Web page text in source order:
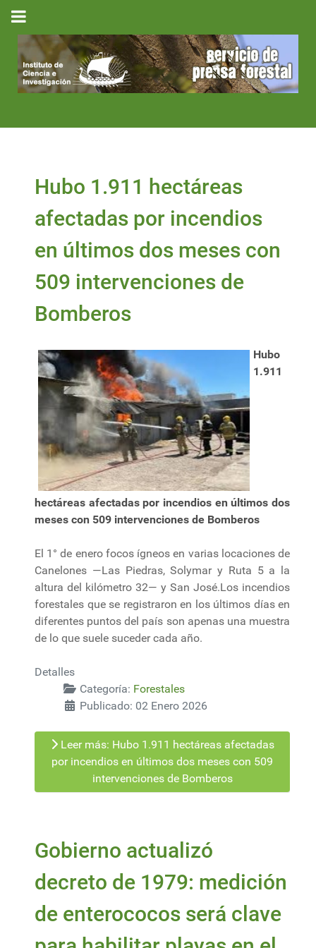
Hubo 1.911 hectáreas
afectadas por incendios
en últimos dos meses con
509 intervenciones de
Bomberos
Hubo
1.911
hectáreas afectadas por incendios en últimos dos
meses con 509 intervenciones de Bomberos
El 1° de enero focos ígneos en varias locaciones de
Canelones —Las Piedras, Solymar y Ruta 5 a la
altura del kilómetro 32— y San José.Los incendios
forestales que se registraron en los últimos días en
diferentes puntos del país son apenas una muestra
de lo que suele suceder cada año.
Detalles
Categoría: Forestales
Publicado: 02 Enero 2026
Leer más: Hubo 1.911 hectáreas afectadas
por incendios en últimos dos meses con 509
intervenciones de Bomberos
Gobierno actualizó
decreto de 1979: medición
de enterococos será clave